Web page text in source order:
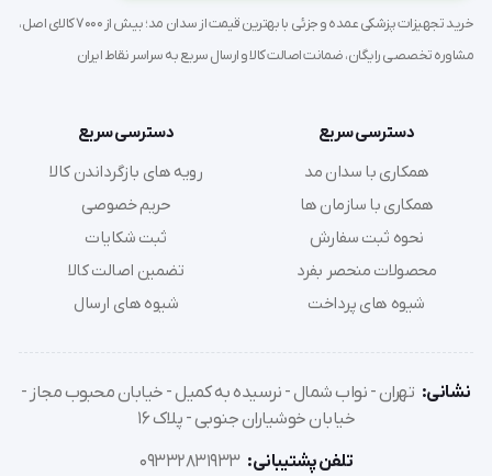
(Hypoxia).
مکان‌یابی:دستگاه را در محیطی با تهویه مناسب قرار دهید.
اطمینان حاصل کنید که حداقل 20 تا 30 سانتی‌متر از دیوارها
فاصله داشته باشد تا ورودی هوای کمپرسور مسدود نشود.
آماده‌سازی لیوان مرطوب‌کننده:
لیوان (Humidifier) را با آب
مقطر یا آب جوشیده سرد شده تا خط نشانگر پر کنید. هرگز از
آب شیر معمولی استفاده نکنید تا از رسوب‌گیری جلوگیری شود.
تنظیم جریان:
با استفاده از فلومتر (Flowmeter)، میزان
خروجی اکسیژن را طبق تجویز پزشک (مثلاً 2 لیتر در دقیقه)
تنظیم کنید. چرخاندن پیچ فلومتر باعث تغییر موقعیت توپی
خرید تجهیزات پزشکی عمده و جزئی با بهترین قیمت از سدان مد؛ بیش از 7000 کالای اصل،
مشاوره تخصصی رایگان، ضمانت اصالت کالا و ارسال سریع به سراسر نقاط ایران
دسترسی سریع
همکاری با سدان مد
همکاری با سازمان ها
نحوه ثبت سفارش
محصولات منحصر بفرد
شیوه های پرداخت
دسترسی سریع
رویه های بازگرداندن کالا
حریم خصوصی
ثبت شکایات
تضمین اصالت کالا
شیوه های ارسال
نشانی: تهران - نواب شمال - نرسیده به کمیل - خیابان محبوب مجاز -
خیابان خوشیاران جنوبی - پلاک 16
تلفن پشتیبانی: 09332831933